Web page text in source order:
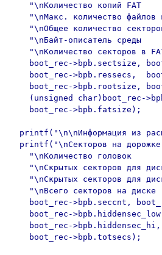
"\nКоличество копий FAT
"\nМакс. количество файлов
"\nОбщее количество
"\nБайт-описатель среды
"\nКоличество секторов в
boot_rec->bpb.sectsize,
boot_rec->bpb.ressecs,
boot_rec->bpb.rootsize,
(unsigned char)boot_rec-
    boot_rec->bpb.fatsize);
printf("\n\nИнформация из
printf("\nСекторов на
"\nКоличество головок
"\nСкрытых секторов для
"\nСкрытых секторов для
"\nВсего секторов на диске
boot_rec->bpb.seccnt,
boot_rec-
    boot_rec->bpb.hiddensec_hi,
    boot_rec->bpb.totsecs);